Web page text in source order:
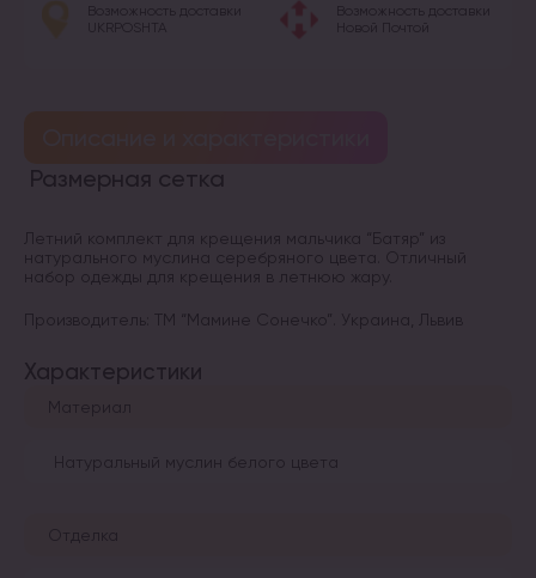
Возможность доставки
UKRPOSHTA
Возможность доставки
Новой Почтой
Размерная сетка
Летний комплект для крещения мальчика “Батяр” из
натурального муслина серебряного цвета. Отличный
набор одежды для крещения в летнюю жару.
Производитель: ТМ “Мамине Сонечко”. Украина, Львив
Характеристики
Материал
Натуральный муслин белого цвета
Отделка